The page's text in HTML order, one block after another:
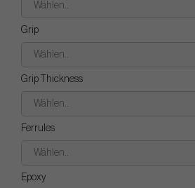
Wählen..
Grip
Wählen..
Grip Thickness
Wählen..
Ferrules
Wählen..
Epoxy